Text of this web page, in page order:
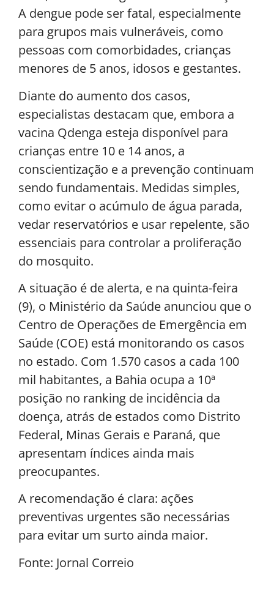
A dengue pode ser fatal, especialmente
para grupos mais vulneráveis, como
pessoas com comorbidades, crianças
menores de 5 anos, idosos e gestantes.
Diante do aumento dos casos,
especialistas destacam que, embora a
vacina Qdenga esteja disponível para
crianças entre 10 e 14 anos, a
conscientização e a prevenção continuam
sendo fundamentais. Medidas simples,
como evitar o acúmulo de água parada,
vedar reservatórios e usar repelente, são
essenciais para controlar a proliferação
do mosquito.
A situação é de alerta, e na quinta-feira
(9), o Ministério da Saúde anunciou que o
Centro de Operações de Emergência em
Saúde (COE) está monitorando os casos
no estado. Com 1.570 casos a cada 100
mil habitantes, a Bahia ocupa a 10ª
posição no ranking de incidência da
doença, atrás de estados como Distrito
Federal, Minas Gerais e Paraná, que
apresentam índices ainda mais
preocupantes.
A recomendação é clara: ações
preventivas urgentes são necessárias
para evitar um surto ainda maior.
Fonte: Jornal Correio